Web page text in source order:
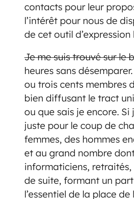
contacts pour leur
l’intérêt pour nous de
de cet outil d’expression
Je me suis trouvé sur
heures sans
ou trois cents membres
bien diffusant le tract
ou que sais je encore.
juste pour le coup de
femmes, des hommes
et au grand nombre
informaticiens, retraités,
de suite, formant un
l’essentiel de la place